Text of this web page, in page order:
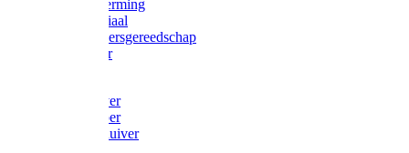
Kniebescherming
Afzetmateriaal
Stratenmakersgereedschap
Straathamer
Mestschuiver
Mestschraper
Sneeuwschuiver